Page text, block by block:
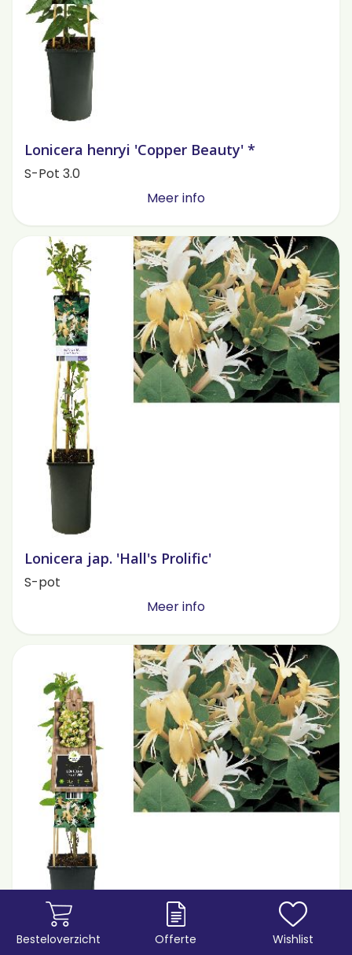
Lonicera henryi 'Copper Beauty' *
S-Pot 3.0
Meer info
Lonicera jap. 'Hall's Prolific'
S-pot
Meer info
Besteloverzicht Offerte Wishlist